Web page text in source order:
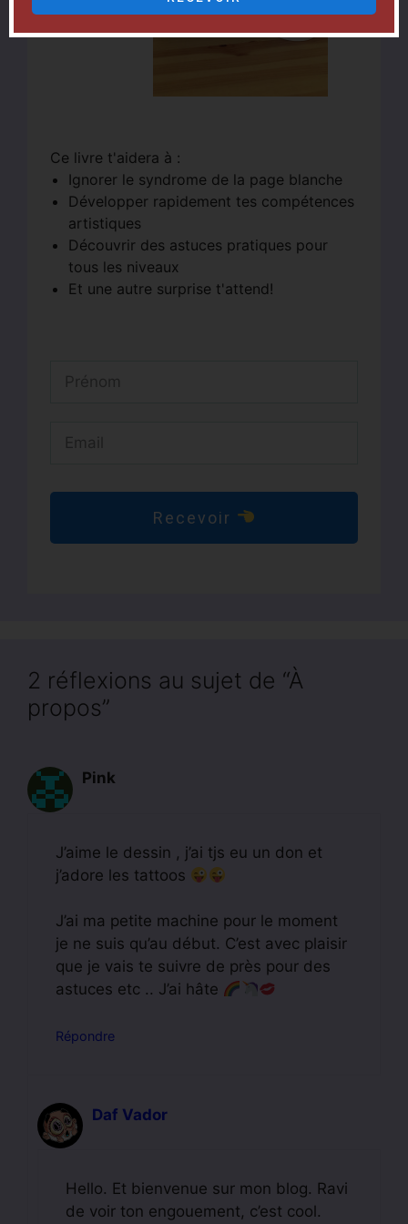
Ce livre t'aidera à :
Ignorer le syndrome de la page blanche
Développer rapidement tes compétences
artistiques
Découvrir des astuces pratiques pour
tous les niveaux
Et une autre surprise t'attend!
Recevoir
2 réflexions au sujet de “À
propos”
Pink
J’aime le dessin , j’ai tjs eu un don et
j’adore les tattoos
J’ai ma petite machine pour le moment
je ne suis qu’au début. C’est avec plaisir
que je vais te suivre de près pour des
astuces etc .. J’ai hâte
Répondre
Daf Vador
Hello. Et bienvenue sur mon blog. Ravi
de voir ton engouement, c’est cool.